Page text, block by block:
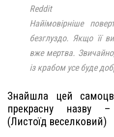
Reddit
Найімовірніше
безглуздо. Якщо її
вже мертва.
із крабом усе буде
Знайшла цей
прекрасну назву
(Листоїд веселковий)